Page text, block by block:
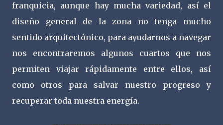
franquicia, aunque hay mucha variedad, así el
diseño general de la zona no tenga mucho
sentido arquitectónico, para ayudarnos a navegar
nos encontraremos algunos cuartos que nos
permiten viajar rápidamente entre ellos, así
como otros para salvar nuestro progreso y
recuperar toda nuestra energía.